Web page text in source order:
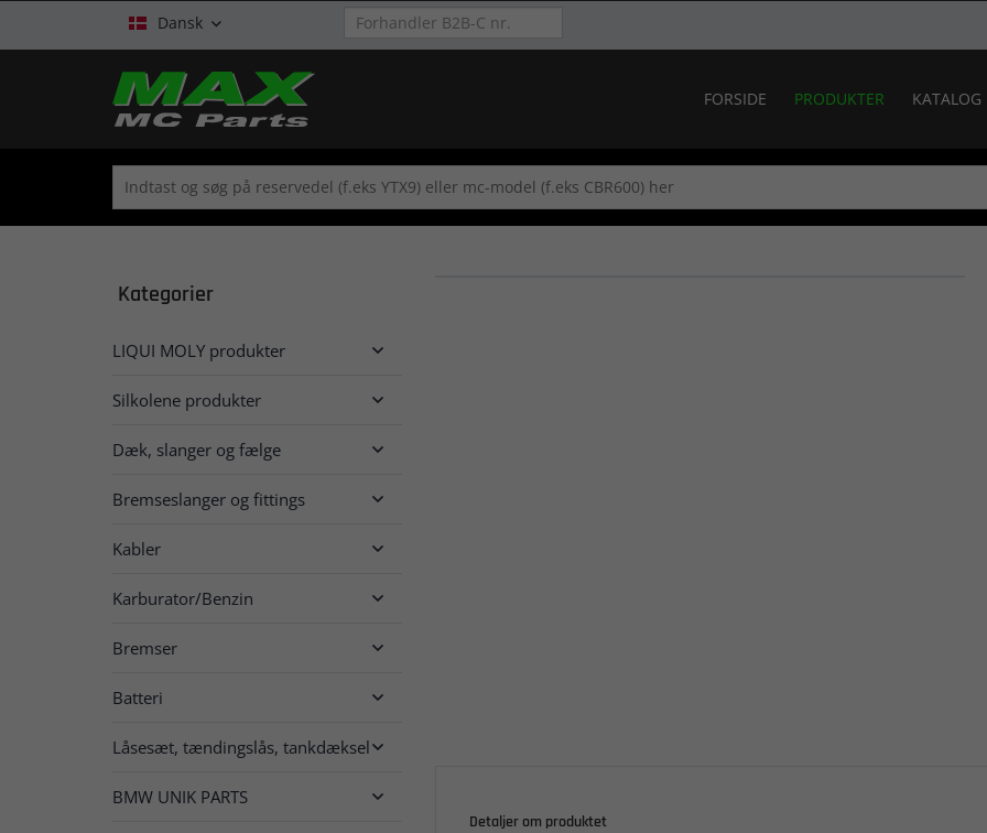
Dansk 
FORSIDE PRODUKTER KATALOG
Kategorier
LIQUI MOLY produkter 
Silkolene produkter 
Dæk, slanger og fælge 
Bremseslanger og fittings 
Kabler 
Karburator/Benzin 
Bremser 
Batteri 
Låsesæt, tændingslås, tankdæksel
BMW UNIK PARTS 
Detaljer om produktet